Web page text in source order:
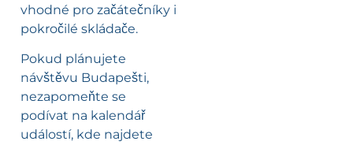
vhodné pro začátečníky i
pokročilé skládače.
Pokud plánujete
návštěvu Budapešti,
nezapomeňte se
podívat na kalendář
událostí, kde najdete